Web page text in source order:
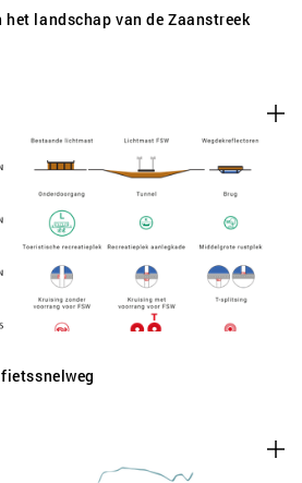
het landschap van de Zaanstreek